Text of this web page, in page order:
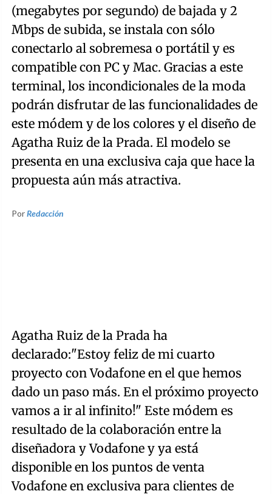
(megabytes por segundo) de bajada y 2
Mbps de subida, se instala con sólo
conectarlo al sobremesa o portátil y es
compatible con PC y Mac. Gracias a este
terminal, los incondicionales de la moda
podrán disfrutar de las funcionalidades de
este módem y de los colores y el diseño de
Agatha Ruiz de la Prada. El modelo se
presenta en una exclusiva caja que hace la
propuesta aún más atractiva.
PorRedacción
Agatha Ruiz de la Prada ha
declarado:"Estoy feliz de mi cuarto
proyecto con Vodafone en el que hemos
dado un paso más. En el próximo proyecto
vamos a ir al infinito!" Este módem es
resultado de la colaboración entre la
diseñadora y Vodafone y ya está
disponible en los puntos de venta
Vodafone en exclusiva para clientes de